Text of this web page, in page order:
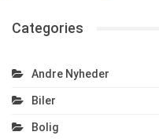
Categories
Andre Nyheder
Biler
Bolig